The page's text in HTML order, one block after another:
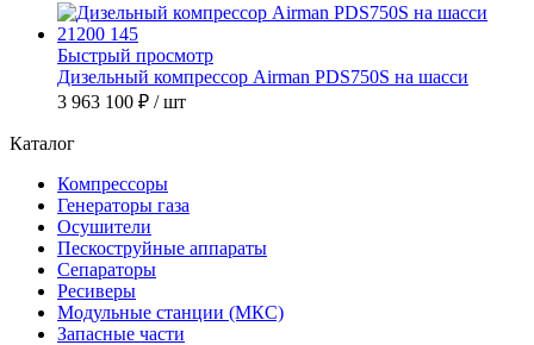
Быстрый просмотр
Дизельный компрессор Airman PDS750S на шасси
3 963 100 ₽ / шт
Каталог
Компрессоры
Генераторы газа
Осушители
Пескоструйные аппараты
Сепараторы
Ресиверы
Модульные станции (МКС)
Запасные части